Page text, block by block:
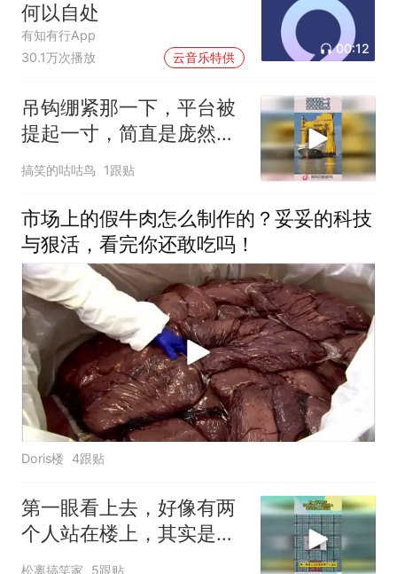
何以自处
有知有行App
30.1万次播放
云音乐特供
00:12
吊钩绷紧那一下，平台被
提起一寸，简直是庞然大
物！
搞笑的咕咕鸟 1跟贴
市场上的假牛肉怎么制作的？妥妥的科技
与狠活，看完你还敢吃吗！
Doris楼 4跟贴
第一眼看上去，好像有两
个人站在楼上，其实是海
上集装箱
松离搞笑家 5跟贴